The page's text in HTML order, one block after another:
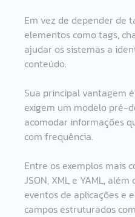
Em vez de depender de
elementos como tags,
ajudar os sistemas a
conteúdo.
Sua principal vantagem
exigem um modelo pré-
acomodar informações
com frequência.
Entre os exemplos mais
JSON, XML e YAML,
eventos de aplicações e
campos estruturados